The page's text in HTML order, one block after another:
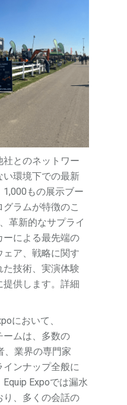
とのネットワー
い環境下での最新
もの展示ブー
ラムが特徴のこ
革新的なサプライ
ーによる最先端の
ア、戦略に関す
た技術、実演体験
提供します。詳細
において、
ームは、多数の
、業界の専門家
インナップ全般に
Expoでは漏水
り、多くの会話の